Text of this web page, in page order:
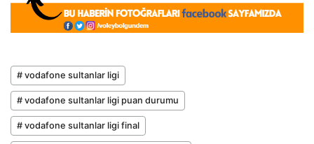
# vodafone sultanlar ligi
# vodafone sultanlar ligi puan durumu
# vodafone sultanlar ligi final